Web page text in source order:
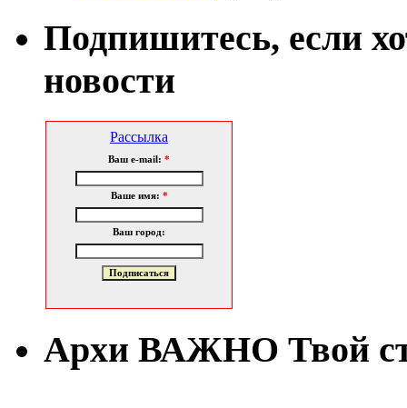
Подпишитесь, если
новости
Рассылка
Ваш e-mail: *
Ваше имя: *
Ваш город:
Архи ВАЖНО Твой